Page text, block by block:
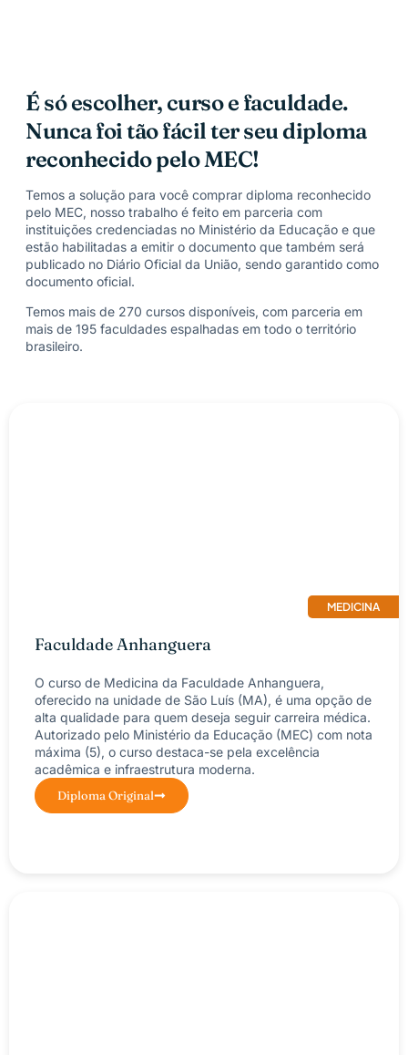
É só escolher, curso e faculdade.
Nunca foi tão fácil ter seu diploma
reconhecido pelo MEC!
Temos a solução para você comprar diploma reconhecido
pelo MEC, nosso trabalho é feito em parceria com
instituições credenciadas no Ministério da Educação e que
estão habilitadas a emitir o documento que também será
publicado no Diário Oficial da União, sendo garantido como
documento oficial.
Temos mais de 270 cursos disponíveis, com parceria em
mais de 195 faculdades espalhadas em todo o território
brasileiro.
MEDICINA
Faculdade Anhanguera
O curso de Medicina da Faculdade Anhanguera,
oferecido na unidade de São Luís (MA), é uma opção de
alta qualidade para quem deseja seguir carreira médica.
Autorizado pelo Ministério da Educação (MEC) com nota
máxima (5), o curso destaca-se pela excelência
acadêmica e infraestrutura moderna.
Diploma Original